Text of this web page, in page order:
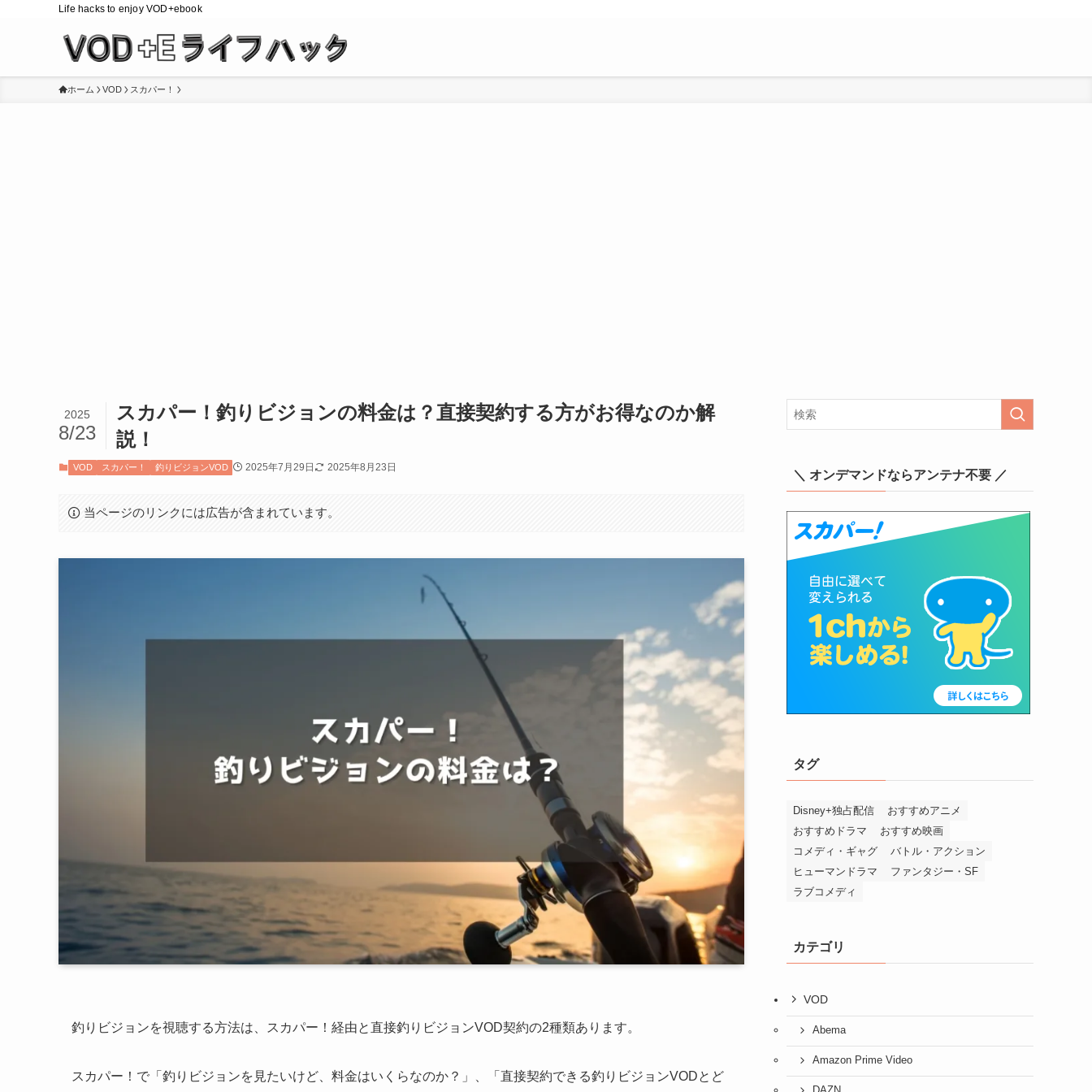
Life hacks to enjoy VOD+ebook
ホーム VOD スカパー！
スカパー！釣りビジョンの料金は？直接契約する方がお得なのか解
説！
2025
8/23
VOD スカパー！ 釣りビジョンVOD 2025年7月29日 2025年8月23日
当ページのリンクには広告が含まれています。
釣りビジョンを視聴する方法は、スカパー！経由と直接釣りビジョンVOD契約の2種類あります。
スカパー！で「釣りビジョンを見たいけど、料金はいくらなのか？」、「直接契約できる釣りビジョンVODとど
＼ オンデマンドならアンテナ不要 ／
タグ
Disney+独占配信
おすすめアニメ
おすすめドラマ
おすすめ映画
コメディ・ギャグ
バトル・アクション
ヒューマンドラマ
ファンタジー・SF
ラブコメディ
カテゴリ
VOD
Abema
Amazon Prime Video